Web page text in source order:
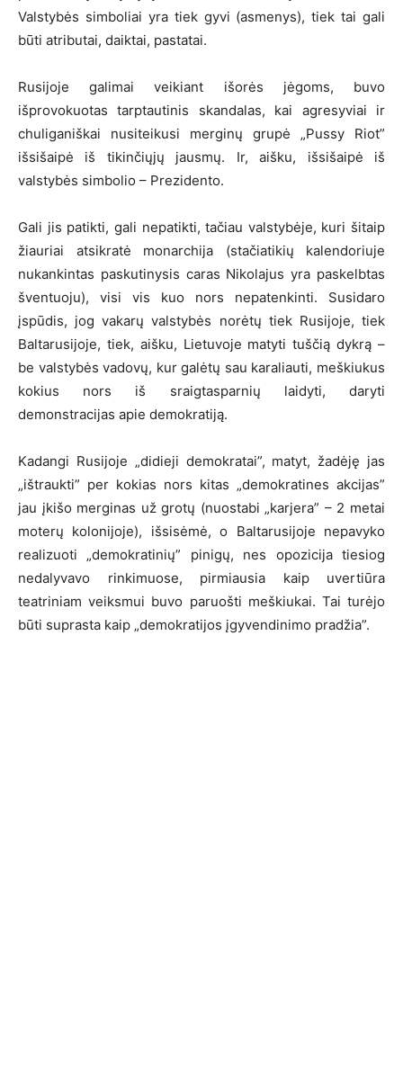
Valstybės simboliai yra tiek gyvi (asmenys), tiek tai gali
būti atributai, daiktai, pastatai.
Rusijoje galimai veikiant išorės jėgoms, buvo
išprovokuotas tarptautinis skandalas, kai agresyviai ir
chuliganiškai nusiteikusi merginų grupė „Pussy Riot”
išsišaipė iš tikinčiųjų jausmų. Ir, aišku, išsišaipė iš
valstybės simbolio – Prezidento.
Gali jis patikti, gali nepatikti, tačiau valstybėje, kuri šitaip
žiauriai atsikratė monarchija (stačiatikių kalendoriuje
nukankintas paskutinysis caras Nikolajus yra paskelbtas
šventuoju), visi vis kuo nors nepatenkinti. Susidaro
įspūdis, jog vakarų valstybės norėtų tiek Rusijoje, tiek
Baltarusijoje, tiek, aišku, Lietuvoje matyti tuščią dykrą –
be valstybės vadovų, kur galėtų sau karaliauti, meškiukus
kokius nors iš sraigtasparnių laidyti, daryti
demonstracijas apie demokratiją.
Kadangi Rusijoje „didieji demokratai”, matyt, žadėję jas
„ištraukti” per kokias nors kitas „demokratines akcijas”
jau įkišo merginas už grotų (nuostabi „karjera” – 2 metai
moterų kolonijoje), išsisėmė, o Baltarusijoje nepavyko
realizuoti „demokratinių” pinigų, nes opozicija tiesiog
nedalyvavo rinkimuose, pirmiausia kaip uvertiūra
teatriniam veiksmui buvo paruošti meškiukai. Tai turėjo
būti suprasta kaip „demokratijos įgyvendinimo pradžia”.